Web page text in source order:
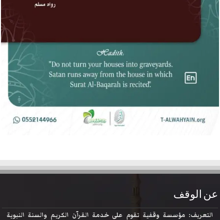
عن الوقف
التعريف: مؤسسة وقفية تقوم على خدمة القرآن الكريم والسنة النبوية